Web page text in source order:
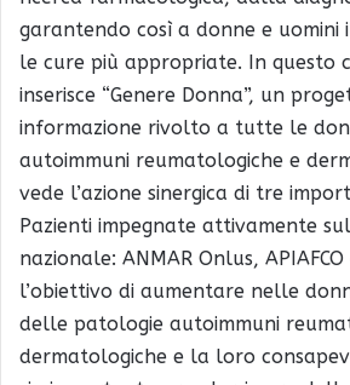
garantendo così a donne e
le cure più appropriate. In questo
inserisce “Genere Donna”, un
informazione rivolto a tutte le
autoimmuni reumatologiche e
vede l’azione sinergica di tre
Pazienti impegnate attivamente
nazionale: ANMAR Onlus,
l’obiettivo di aumentare nelle
delle patologie autoimmuni
dermatologiche e la loro